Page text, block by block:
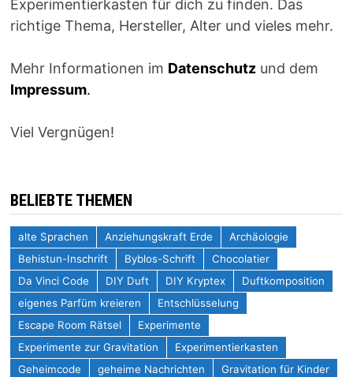
Experimentierkasten für dich zu finden. Das
richtige Thema, Hersteller, Alter und vieles mehr.
Mehr Informationen im Datenschutzund dem
Impressum.
Viel Vergnügen!
BELIEBTE THEMEN
alte Sprachen Anziehungskraft Erde
Archäologie
Behistun-Inschrift
Byblos-Schrift
Chocolatier
Da Vinci Code
DIY Duft DIY Kryptex
Duftkomposition
eigenes Parfüm kreieren
Entschlüsselung
Escape Room Rätsel
Experimente
Experimente zur Gravitation
Experimentierkasten
Geheimcode
geheime Nachrichten
Gravitation für Kinder